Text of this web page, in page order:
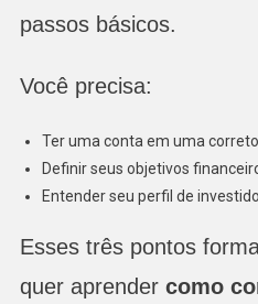
passos básicos.
Você precisa:
Ter uma conta em uma
Definir seus objetivos
Entender seu perfil de
Esses três pontos
quer aprender como